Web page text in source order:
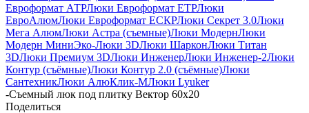
Евроформат АТРЛюки Евроформат ЕТРЛюки
ЕвроАлюмЛюки Евроформат ЕСКРЛюки Секрет 3.0Люки
Мега АлюмЛюки Астра (съемные)Люки МодернЛюки
Модерн МиниЭко-Люки 3DЛюки ШарконЛюки Титан
3DЛюки Премиум 3DЛюки ИнженерЛюки Инженер-2Люки
Контур (съёмные)Люки Контур 2.0 (съёмные)Люки
СантехникЛюки АлюКлик-МЛюки Lyuker
-Съемный люк под плитку Вектор 60х20
Поделиться